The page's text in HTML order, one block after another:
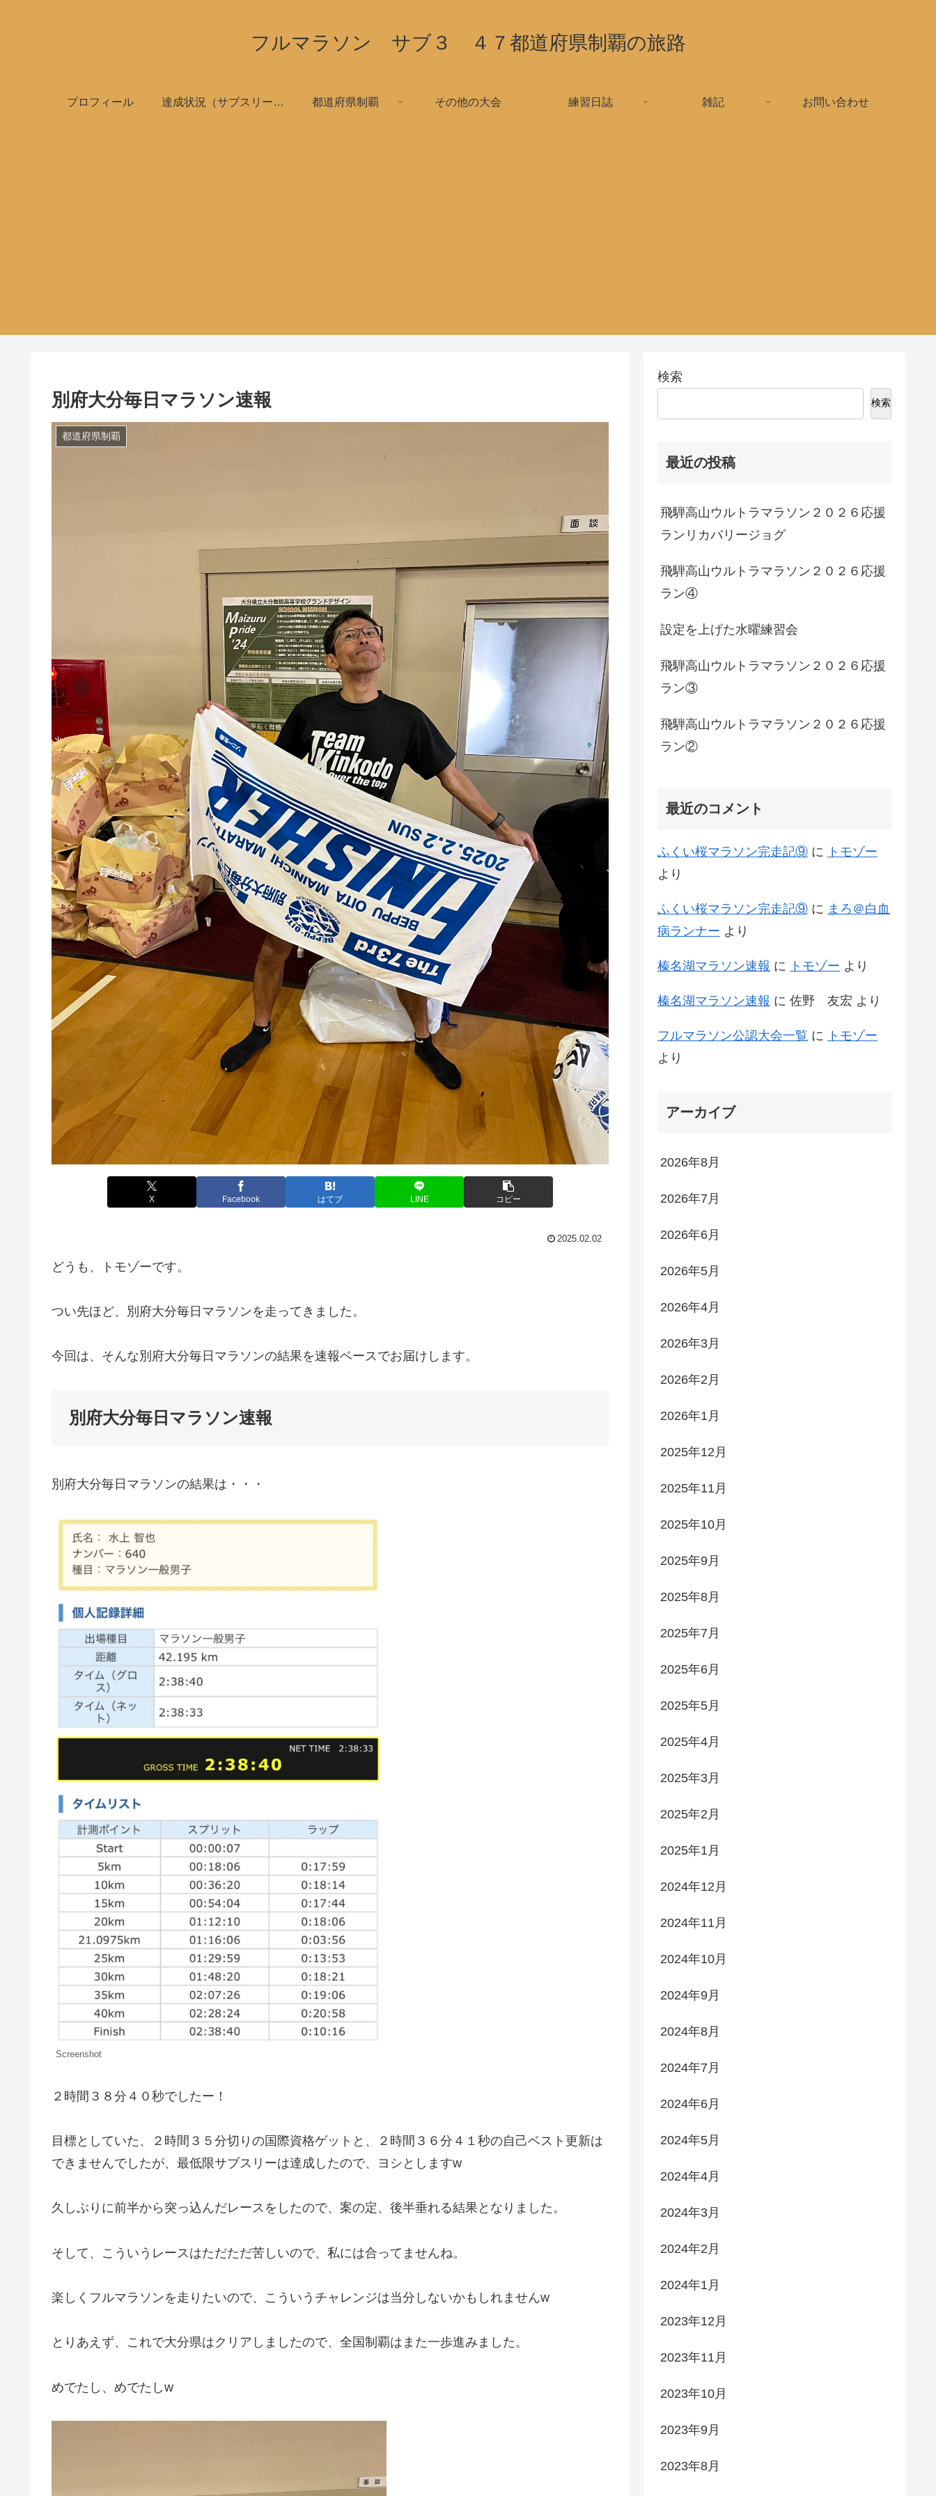
フルマラソン サブ３ ４７都道府県制覇の旅路
プロフィール 達成状況（サブスリーで全国制覇） 都道府県制覇 その他の大会 練習日誌 雑記 お問い合わせ
別府大分毎日マラソン速報
都道府県制覇
X Facebook はてブ LINE コピー
2025.02.02
どうも、トモゾーです。
つい先ほど、別府大分毎日マラソンを走ってきました。
今回は、そんな別府大分毎日マラソンの結果を速報ベースでお届けします。
別府大分毎日マラソン速報
別府大分毎日マラソンの結果は・・・
Screenshot
２時間３８分４０秒でしたー！
目標としていた、２時間３５分切りの国際資格ゲットと、２時間３６分４１秒の自己ベスト更新は
できませんでしたが、最低限サブスリーは達成したので、ヨシとしますw
久しぶりに前半から突っ込んだレースをしたので、案の定、後半垂れる結果となりました。
そして、こういうレースはただただ苦しいので、私には合ってませんね。
楽しくフルマラソンを走りたいので、こういうチャレンジは当分しないかもしれませんw
とりあえず、これで大分県はクリアしましたので、全国制覇はまた一歩進みました。
めでたし、めでたしw
検索
検索
最近の投稿
飛騨高山ウルトラマラソン２０２６応援
ランリカバリージョグ
飛騨高山ウルトラマラソン２０２６応援
ラン④
設定を上げた水曜練習会
飛騨高山ウルトラマラソン２０２６応援
ラン③
飛騨高山ウルトラマラソン２０２６応援
ラン②
最近のコメント
ふくい桜マラソン完走記⑨ に
トモゾー
より
ふくい桜マラソン完走記⑨ に まろ＠白血
病ランナー より
榛名湖マラソン速報 に トモゾー より
榛名湖マラソン速報 に 佐野 友宏 より
フルマラソン公認大会一覧 に
トモゾー
より
アーカイブ
2026年8月
2026年7月
2026年6月
2026年5月
2026年4月
2026年3月
2026年2月
2026年1月
2025年12月
2025年11月
2025年10月
2025年9月
2025年8月
2025年7月
2025年6月
2025年5月
2025年4月
2025年3月
2025年2月
2025年1月
2024年12月
2024年11月
2024年10月
2024年9月
2024年8月
2024年7月
2024年6月
2024年5月
2024年4月
2024年3月
2024年2月
2024年1月
2023年12月
2023年11月
2023年10月
2023年9月
2023年8月